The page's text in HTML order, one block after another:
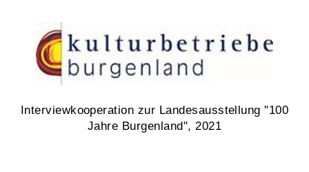
Interviewkooperation zur Landesausstellung "100
Jahre Burgenland", 2021